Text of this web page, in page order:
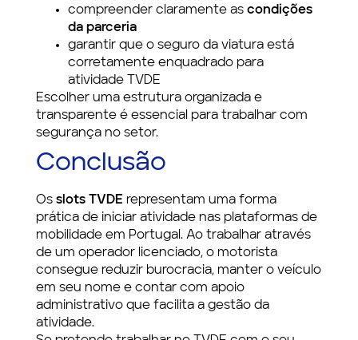
compreender claramente as condições
da parceria
garantir que o seguro da viatura está
corretamente enquadrado para
atividade TVDE
Escolher uma estrutura organizada e
transparente é essencial para trabalhar com
segurança no setor.
Conclusão
Os slots TVDE representam uma forma
prática de iniciar atividade nas plataformas de
mobilidade em Portugal. Ao trabalhar através
de um operador licenciado, o motorista
consegue reduzir burocracia, manter o veículo
em seu nome e contar com apoio
administrativo que facilita a gestão da
atividade.